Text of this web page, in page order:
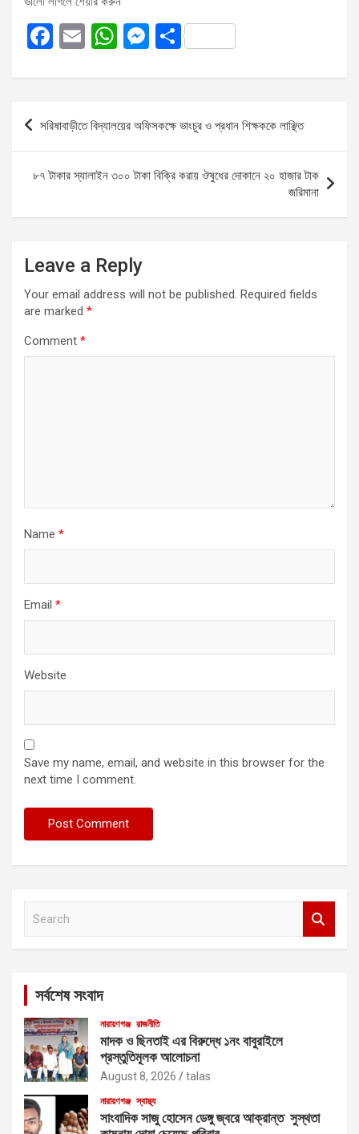
F
ce
o
o
k
E
ail
W
at
A
M
se
g
er
S
ar
Post
navigation
সরিষাবাড়ীতে বিদ্যালয়ের অফিসকক্ষে ভাংচুর ও প্রধান শিক্ষককে লাঞ্ছিত
৮৭ টাকার স্যালাইন ৩০০ টাকা বিক্রি করায় ঔষুধের দোকানে ২০ হাজার টাক
জরিমানা
Leave a Reply
Your email address will not be published. Required fields
are marked *
Comment *
Name *
Email *
Website
Save my name, email, and website in this browser for the
next time I comment.
সর্বশেষ সংবাদ
নারায়ণগঞ্জ রাজনীতি
মাদক ও ছিনতাই এর বিরুদ্ধে ১নং বাবুরাইলে
প্রস্তুতিমূলক আলোচনা
August 8, 2026 talas
নারায়ণগঞ্জ স্বাস্থ্য
সাংবাদিক সাজু হোসেন ডেঙ্গু জ্বরে আক্রান্ত সুস্থতা